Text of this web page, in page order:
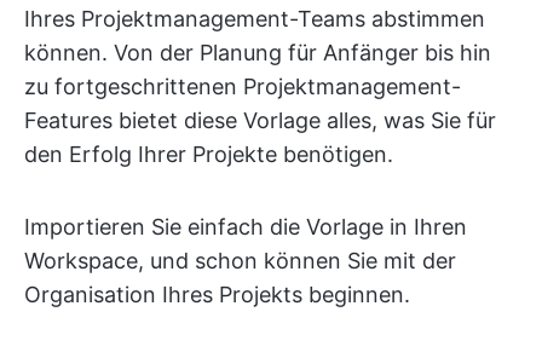
Ihres Projektmanagement-Teams abstimmen
können. Von der Planung für Anfänger bis hin
zu fortgeschrittenen Projektmanagement-
Features bietet diese Vorlage alles, was Sie für
den Erfolg Ihrer Projekte benötigen.
Importieren Sie einfach die Vorlage in Ihren
Workspace, und schon können Sie mit der
Organisation Ihres Projekts beginnen.